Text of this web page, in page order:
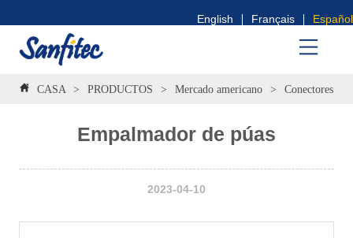
English Français Español
CASA > PRODUCTOS > Mercado americano > Conectores
Empalmador de púas
2023-04-10